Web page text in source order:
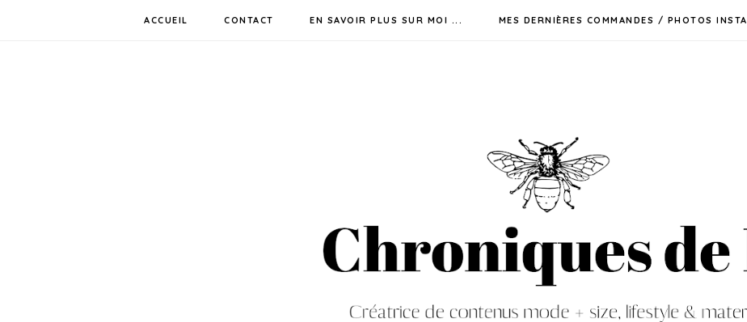
ACCUEIL CONTACT EN SAVOIR PLUS SUR MOI ... MES DERNIÈRES COMMANDES / PHOTOS INSTA